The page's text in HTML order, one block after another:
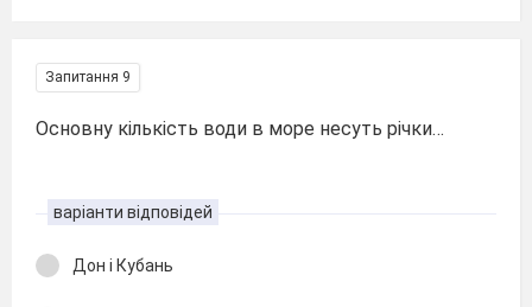
Запитання 9
Основну кількість води в море несуть річки…
варіанти відповідей
Дон і Кубань